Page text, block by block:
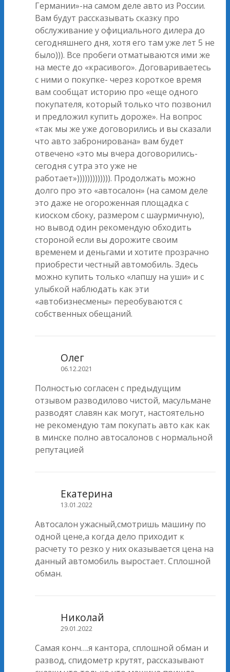
Германии»-на самом деле авто из России.
Вам будут рассказывать сказку про
обслуживание у официального дилера до
сегодняшнего дня, хотя его там уже лет 5 не
было))). Все пробеги отматываются ими же
на месте до «красивого». Договариваетесь
с ними о покупке- через короткое время
вам сообщат историю про «еще одного
покупателя, который только что позвонил
и предложил купить дороже». На вопрос
«так мы же уже договорились и вы сказали
что авто забронирована» вам будет
отвечено «это мы вчера договорились-
сегодня с утра это уже не
работает»))))))))))))). Продолжать можно
долго про это «автосалон» (на самом деле
это даже не огороженная площадка с
киоском сбоку, размером с шаурмичную),
но вывод один рекомендую обходить
стороной если вы дорожите своим
временем и деньгами и хотите прозрачно
приобрести честный автомобиль. Здесь
можно купить только «лапшу на уши» и с
улыбкой наблюдать как эти
«автобизнесмены» переобуваются с
собственных обещаний.
Олег
06.12.2021
Полностью согласен с предыдущим
отзывом разводилово чистой, масульмане
разводят славян как могут, настоятельно
не рекомендую там покупать авто как как
в минске полно автосалонов с нормальной
репутацией
Екатерина
13.01.2022
Автосалон ужасный,смотришь машину по
одной цене,а когда дело приходит к
расчету то резко у них оказывается цена на
данный автомобиль выростает. Сплошной
обман.
Николай
29.01.2022
Самая конч….я кантора, сплошной обман и
развод, спидометр крутят, рассказывают